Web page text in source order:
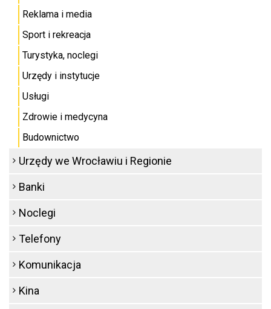
Reklama i media
Sport i rekreacja
Turystyka, noclegi
Urzędy i instytucje
Usługi
Zdrowie i medycyna
Budownictwo
Urzędy we Wrocławiu i Regionie
Banki
Noclegi
Telefony
Komunikacja
Kina